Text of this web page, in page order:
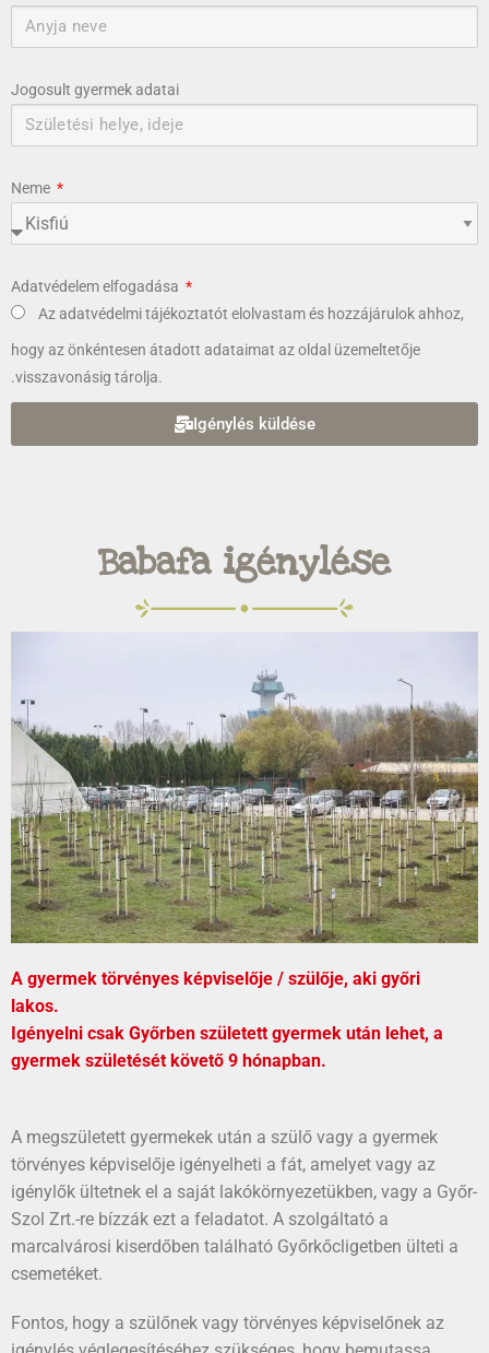
Jogosult gyermek adatai
Neme
Adatvédelem elfogadása
Az adatvédelmi tájékoztatót elolvastam és hozzájárulok ahhoz,
hogy az önkéntesen átadott adataimat az oldal üzemeltetője
.visszavonásig tárolja.
Igénylés küldése
Babafa igénylése
A gyermek törvényes képviselője / szülője, aki győri
lakos.
Igényelni csak Győrben született gyermek után lehet, a
gyermek születését követő 9 hónapban.
A megszületett gyermekek után a szülő vagy a gyermek
törvényes képviselője igényelheti a fát, amelyet vagy az
igénylők ültetnek el a saját lakókörnyezetükben, vagy a Győr-
Szol Zrt.-re bízzák ezt a feladatot. A szolgáltató a
marcalvárosi kiserdőben található Győrkőcligetben ülteti a
csemetéket.
Fontos, hogy a szülőnek vagy törvényes képviselőnek az